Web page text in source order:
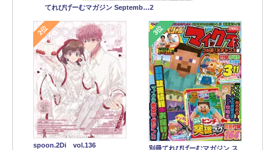
てれびげーむマガジン Septemb…2
2位
spoon.2Di vol.136
3位
別冊てれびげーむマガジン ス